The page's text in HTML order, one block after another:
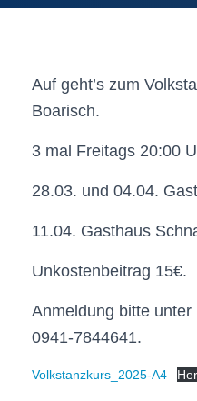
Auf geht’s zum
Boarisch.
3 mal Freitags 20:00
28.03. und 04.04.
11.04. Gasthaus
Unkostenbeitrag 15€.
Anmeldung bitte
0941-7844641.
Volkstanzkurs_2025-A4